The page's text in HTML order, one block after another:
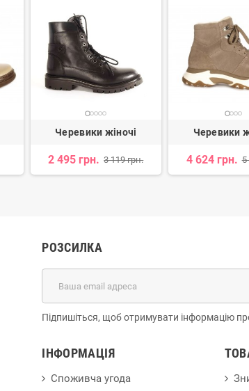
Черевики жіночі
2 495 грн. 3 119 грн.
Черевики
4 624 грн. 5
РОЗСИЛКА
Підпишіться, щоб отримувати інформацію
ІНФОРМАЦІЯ
Споживча угода